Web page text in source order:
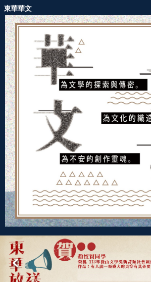
跳
到
主
要
內
容
區
東華華文